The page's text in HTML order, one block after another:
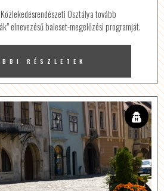
Osztálya tovább
elnevezésű baleset-megelőzési programját.
RÉSZLETEK